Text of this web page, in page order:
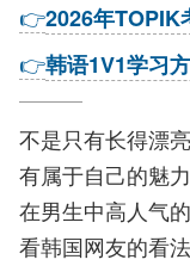
👉2026年TOPIK
👉韩语1V1学习
不是只有长得漂
有属于自己的魅
在男生中高人气
看韩国网友的看